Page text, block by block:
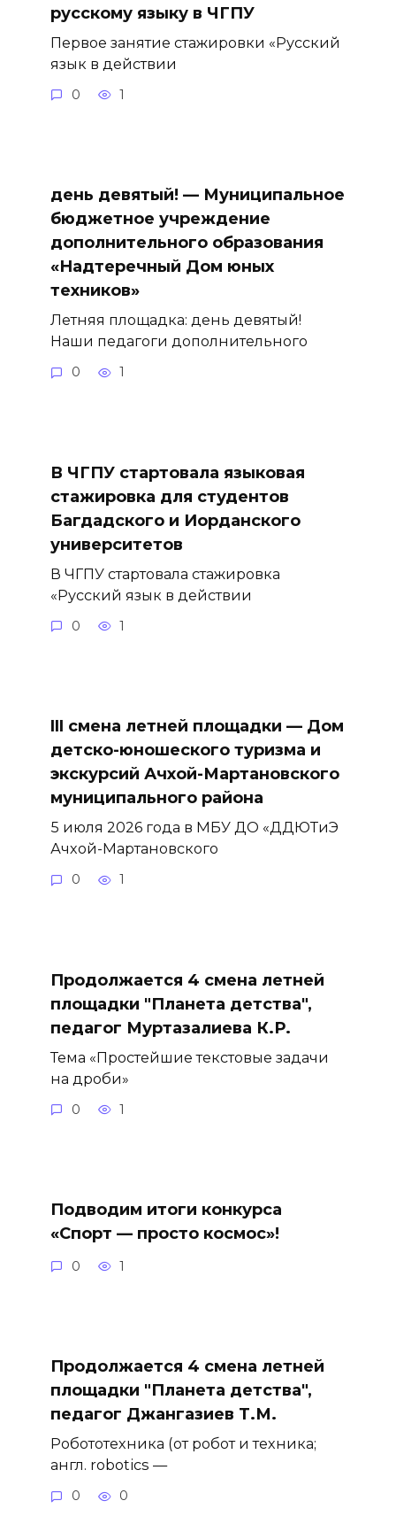
русскому языку в ЧГПУ
Первое занятие стажировки «Русский
язык в действии
0 1
день девятый! — Муниципальное
бюджетное учреждение
дополнительного образования
«Надтеречный Дом юных
техников»
Летняя площадка: день девятый!
Наши педагоги дополнительного
0 1
В ЧГПУ стартовала языковая
стажировка для студентов
Багдадского и Иорданского
университетов
В ЧГПУ стартовала стажировка
«Русский язык в действии
0 1
III смена летней площадки — Дом
детско-юношеского туризма и
экскурсий Ачхой-Мартановского
муниципального района
5 июля 2026 года в МБУ ДО «ДДЮТиЭ
Ачхой-Мартановского
0 1
Продолжается 4 смена летней
площадки "Планета детства",
педагог Муртазалиева К.Р.
Тема «Простейшие текстовые задачи
на дроби»
0 1
Подводим итоги конкурса
«Спорт — просто космос»!
0 1
Продолжается 4 смена летней
площадки "Планета детства",
педагог Джангазиев Т.М.
Робототехника (от робот и техника;
англ. robotics —
0 0